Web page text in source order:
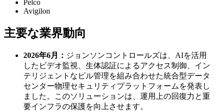
Pelco
Avigilon
主要な業界動向
2026年6月： ジョンソンコントロールズは、AIを活用
したビデオ監視、生体認証によるアクセス制御、イン
テリジェントなビル管理を組み合わせた統合型データ
センター物理セキュリティプラットフォームを発表し
ました。このソリューションは、運用上の回復力と重
要インフラの保護を向上させます。